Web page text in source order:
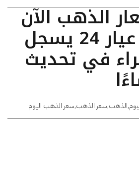
الذهب الآن
في مصر: عيار 24 يسجل
في تحديث
,الذهب,سعر الذهب,سعر الذهب اليوم